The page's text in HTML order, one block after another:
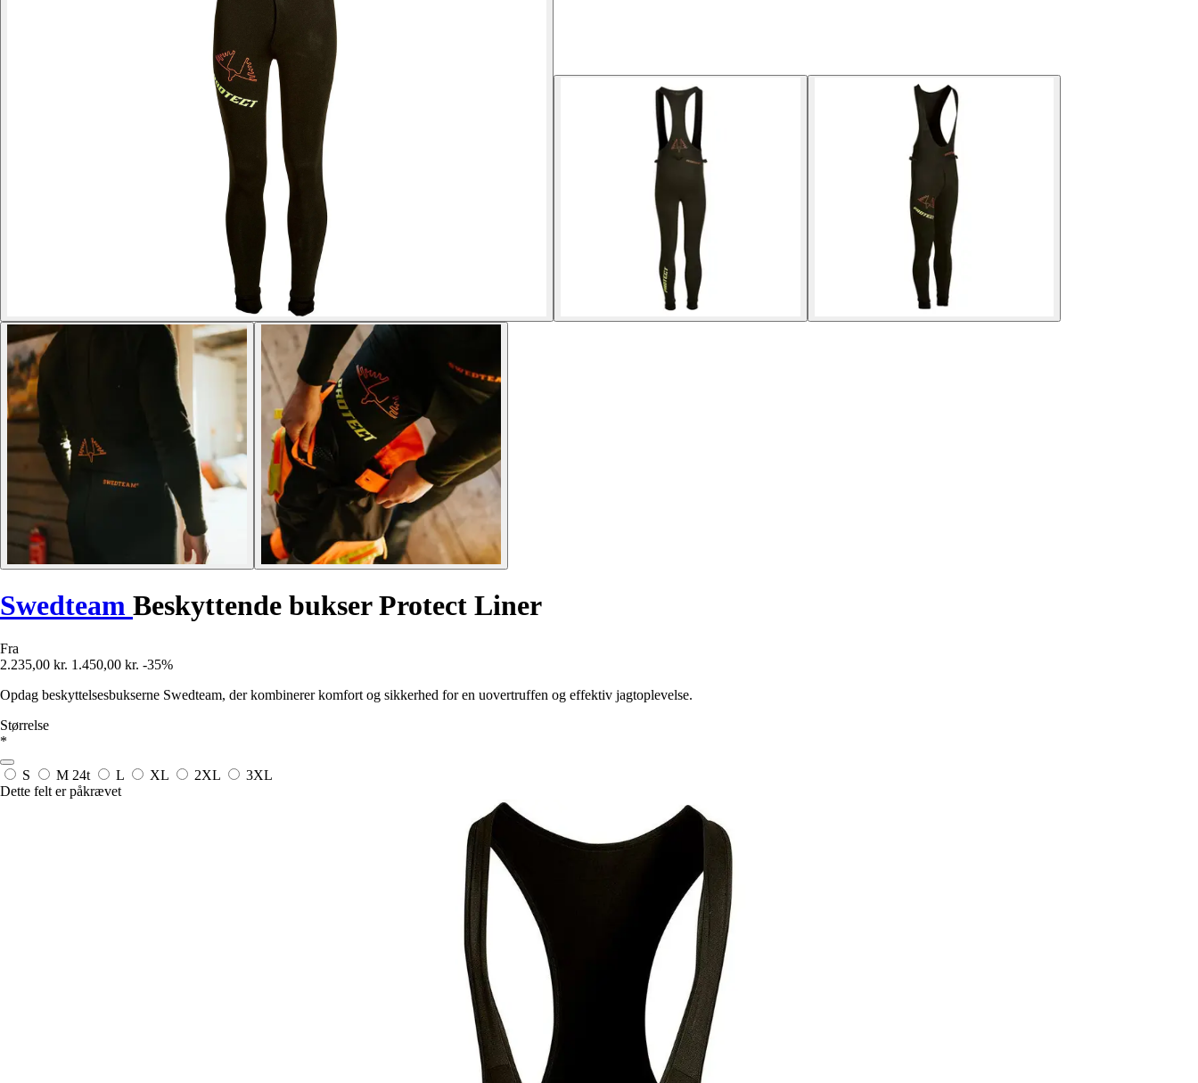
Swedteam Beskyttende bukser Protect Liner
Fra
2.235,00 kr. 1.450,00 kr. -35%
Opdag beskyttelsesbukserne Swedteam, der kombinerer komfort og sikkerhed for en uovertruffen og effektiv jagtoplevelse.
Størrelse
*
S M 24t L XL 2XL
3XL
Dette felt er påkrævet